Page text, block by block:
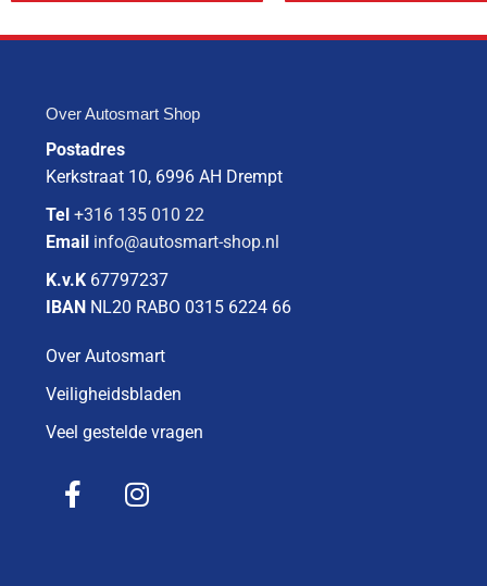
Over Autosmart Shop
Postadres
Kerkstraat 10, 6996 AH Drempt
Tel +316 135 010 22
Email info@autosmart-shop.nl
K.v.K 67797237
IBAN NL20 RABO 0315 6224 66
Over Autosmart
Veiligheidsbladen
Veel gestelde vragen